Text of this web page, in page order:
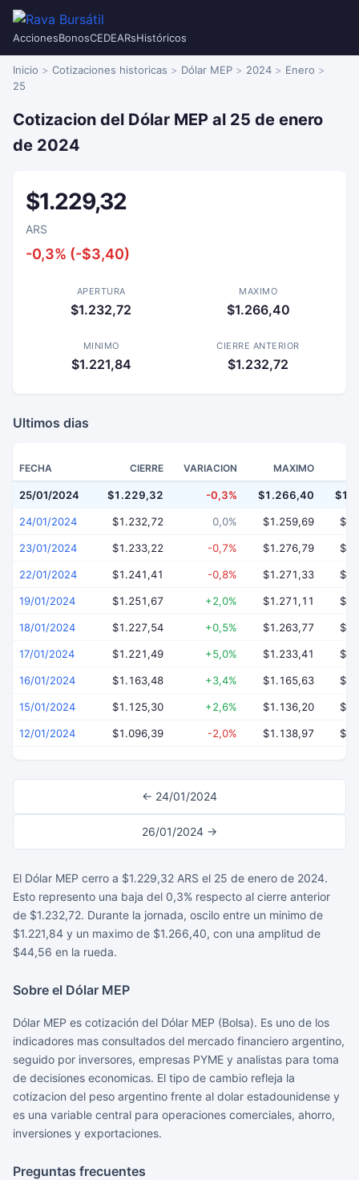
AccionesBonosCEDEARsHistóricos
Inicio Cotizaciones historicas Dólar MEP 2024
Enero
25
Cotizacion del Dólar MEP al 25 de enero
de 2024
$1.229,32
ARS
-0,3% (-$3,40)
APERTURA
$1.232,72
MAXIMO
$1.266,40
MINIMO
$1.221,84
CIERRE ANTERIOR
$1.232,72
Ultimos dias
FECHA CIERRE VARIACION MAXIMO
25/01/2024 $1.229,32 -0,3% $1.266,40
24/01/2024 $1.232,72 0,0% $1.259,69
23/01/2024 $1.233,22 -0,7% $1.276,79
22/01/2024 $1.241,41 -0,8% $1.271,33
19/01/2024 $1.251,67 +2,0% $1.271,11
18/01/2024 $1.227,54 +0,5% $1.263,77
17/01/2024 $1.221,49 +5,0% $1.233,41
16/01/2024 $1.163,48 +3,4% $1.165,63
15/01/2024 $1.125,30 +2,6% $1.136,20
12/01/2024 $1.096,39 -2,0% $1.138,97
← 24/01/2024
26/01/2024 →
El Dólar MEP cerro a $1.229,32 ARS el 25 de enero de 2024.
Esto represento una baja del 0,3% respecto al cierre anterior
de $1.232,72. Durante la jornada, oscilo entre un minimo de
$1.221,84 y un maximo de $1.266,40, con una amplitud de
$44,56 en la rueda.
Sobre el Dólar MEP
Dólar MEP es cotización del Dólar MEP (Bolsa). Es uno de los
indicadores mas consultados del mercado financiero argentino,
seguido por inversores, empresas PYME y analistas para toma
de decisiones economicas. El tipo de cambio refleja la
cotizacion del peso argentino frente al dolar estadounidense y
es una variable central para operaciones comerciales, ahorro,
inversiones y exportaciones.
Preguntas frecuentes